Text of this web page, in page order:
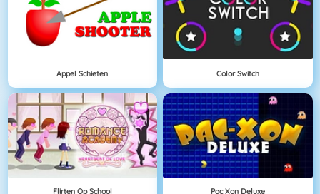
Appel Schieten Color Switch
Flirten Op School Pac Xon Deluxe